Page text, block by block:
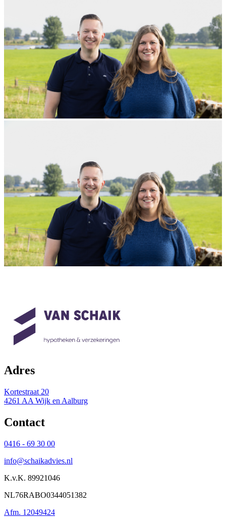
Adres
Kortestraat 20
4261 AA Wijk en Aalburg
Contact
0416 - 69 30 00
info@schaikadvies.nl
K.v.K. 89921046
NL76RABO0344051382
Afm. 12049424